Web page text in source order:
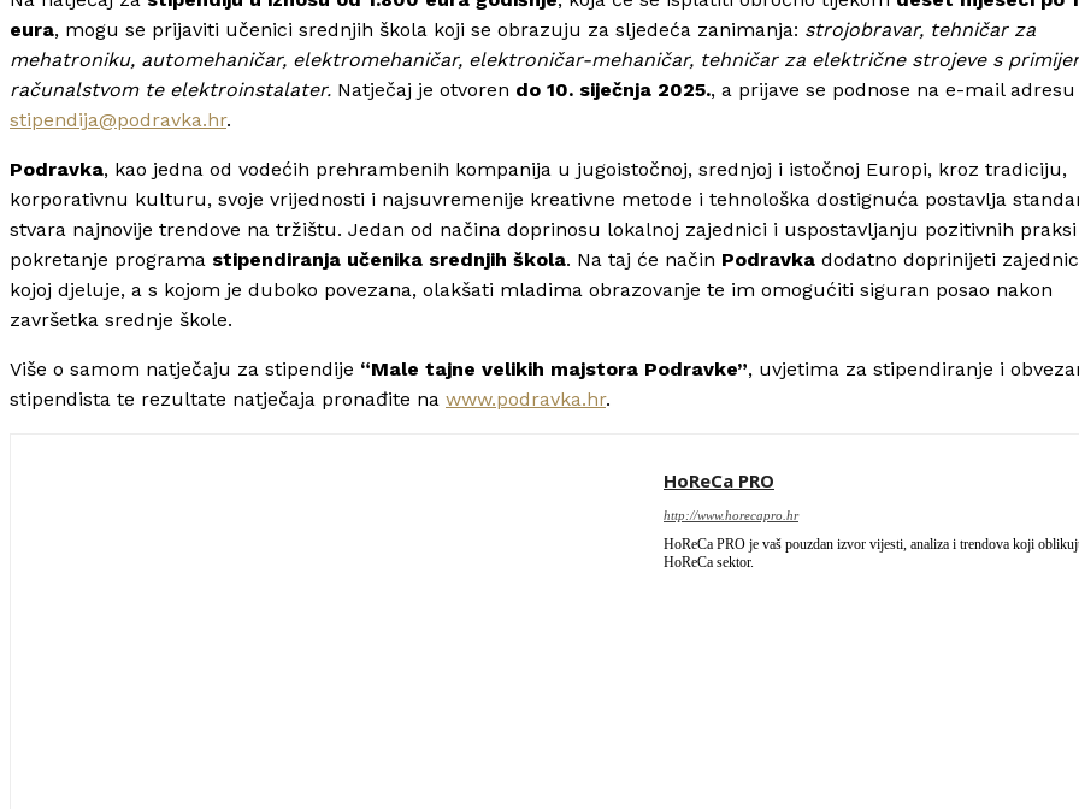
eura, mogu se prijaviti učenici srednjih škola koji se obrazuju za sljedeća zanimanja: strojobravar, tehničar za
mehatroniku, automehaničar, elektromehaničar, elektroničar-mehaničar, tehničar za električne strojeve s
računalstvom te elektroinstalater. Natječaj je otvoren do 10. siječnja 2025., a prijave se podnose na e-mail adresu
stipendija@podravka.hr.
Podravka, kao jedna od vodećih prehrambenih kompanija u jugoistočnoj, srednjoj i istočnoj Europi, kroz tradiciju,
korporativnu kulturu, svoje vrijednosti i najsuvremenije kreativne metode i tehnološka dostignuća postavlja
stvara najnovije trendove na tržištu. Jedan od načina doprinosu lokalnoj zajednici i uspostavljanju pozitivnih
pokretanje programa stipendiranja učenika srednjih škola. Na taj će način Podravka dodatno doprinijeti
kojoj djeluje, a s kojom je duboko povezana, olakšati mladima obrazovanje te im omogućiti siguran posao nakon
završetka srednje škole.
Više o samom natječaju za stipendije “Male tajne velikih majstora Podravke”, uvjetima za stipendiranje i
stipendista te rezultate natječaja pronađite na www.podravka.hr.
HoReCa PRO
http://www.horecapro.hr
HoReCa PRO je vaš pouzdan izvor vijesti, analiza i trendova koji
HoReCa sektor.